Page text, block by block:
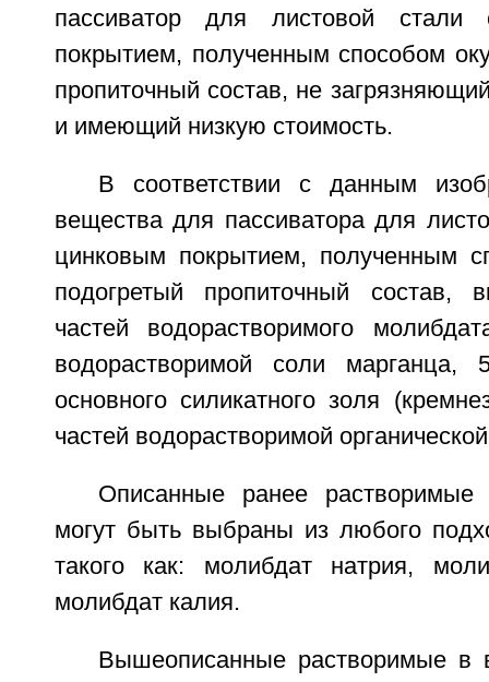
пассиватор для листовой стали
покрытием, полученным способом
пропиточный состав, не
и имеющий низкую стоимость.
В соответствии с данным
вещества для пассиватора для
цинковым покрытием, полученным
подогретый пропиточный состав,
частей водорастворимого
водорастворимой соли марганца,
основного силикатного золя
частей водорастворимой
Описанные ранее
могут быть выбраны из любого
такого как: молибдат натрия,
молибдат калия.
Вышеописанные растворимые в